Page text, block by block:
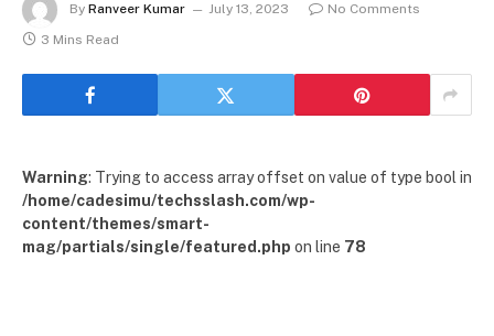
By Ranveer Kumar July 13, 2023
No Comments
3 Mins Read
Warning: Trying to access array offset on value of type bool in
/home/cadesimu/techsslash.com/wp-
content/themes/smart-
mag/partials/single/featured.php on line 78